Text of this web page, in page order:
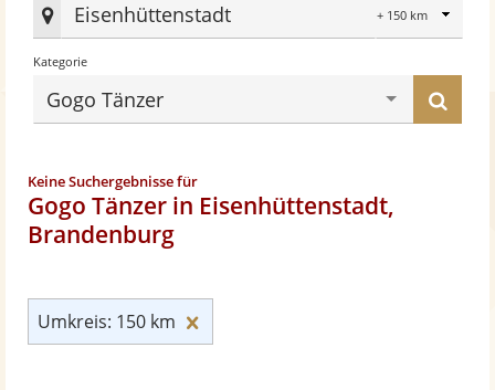
Eisenhüttenstadt
Ort
Kategorie
Gogo Tänzer
Keine Suchergebnisse für
Gogo Tänzer in Eisenhüttenstadt,
Brandenburg
Umkreis: 150 km